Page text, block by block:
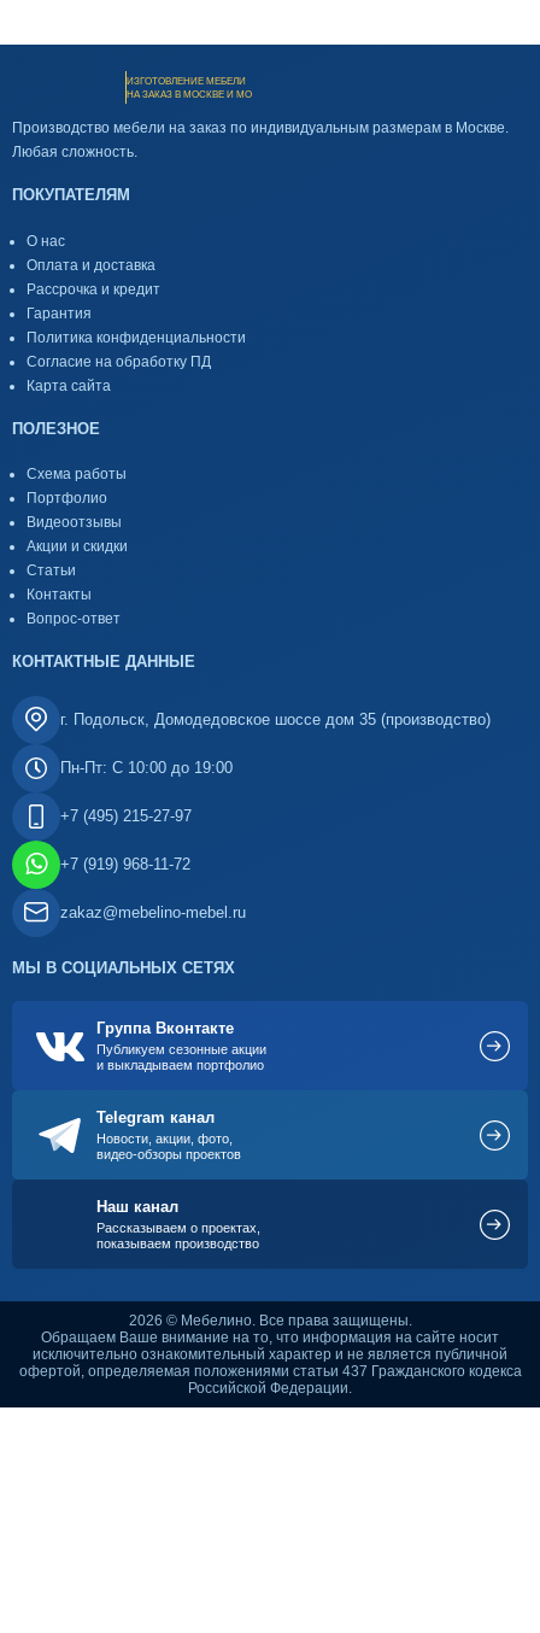
ИЗГОТОВЛЕНИЕ МЕБЕЛИ
НА ЗАКАЗ В МОСКВЕ И МО
Производство мебели на заказ по индивидуальным размерам в Москве.
Любая сложность.
ПОКУПАТЕЛЯМ
О нас
Оплата и доставка
Рассрочка и кредит
Гарантия
Политика конфиденциальности
Согласие на обработку ПД
Карта сайта
ПОЛЕЗНОЕ
Схема работы
Портфолио
Видеоотзывы
Акции и скидки
Статьи
Контакты
Вопрос-ответ
КОНТАКТНЫЕ ДАННЫЕ
г. Подольск, Домодедовское шоссе дом 35 (производство)
Пн-Пт: С 10:00 до 19:00
+7 (495) 215-27-97
+7 (919) 968-11-72
zakaz@mebelino-mebel.ru
МЫ В СОЦИАЛЬНЫХ СЕТЯХ
Группа Вконтакте
Публикуем сезонные акции
и выкладываем портфолио
Telegram канал
Новости, акции, фото,
видео-обзоры проектов
Наш канал
Рассказываем о проектах,
показываем производство
2026 © Мебелино. Все права защищены.
Обращаем Ваше внимание на то, что информация на сайте носит
исключительно ознакомительный характер и не является публичной
офертой, определяемая положениями статьи 437 Гражданского кодекса
Российской Федерации.